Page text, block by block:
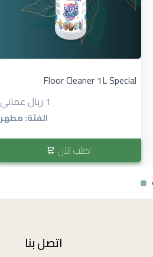
Floor Cleaner 1L Special
1 ريال عماني
الفئة: مطهر
اطلب الآن
اتصل بنا